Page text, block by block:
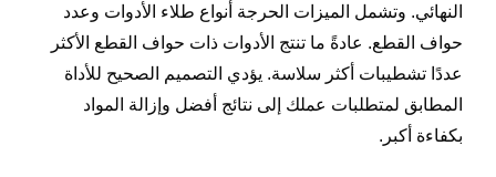
النهائي. وتشمل الميزات الحرجة أنواع طلاء الأدوات وعدد
حواف القطع. عادةً ما تنتج الأدوات ذات حواف القطع الأكثر
عددًا تشطيبات أكثر سلاسة. يؤدي التصميم الصحيح للأداة
المطابق لمتطلبات عملك إلى نتائج أفضل وإزالة المواد
بكفاءة أكبر.